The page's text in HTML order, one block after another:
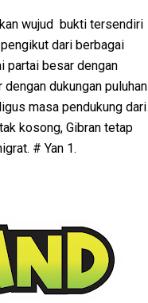
wujud bukti tersendiri
dari berbagai
partai besar dengan
dukungan puluhan
masa pendukung dari
kosong, Gibran tetap
# Yan 1.